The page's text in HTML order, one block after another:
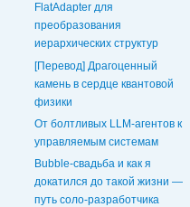
FlatAdapter для
преобразования
иерархических структур
[Перевод] Драгоценный
камень в сердце квантовой
физики
От болтливых LLM-агентов к
управляемым системам
Bubble-свадьба и как я
докатился до такой жизни —
путь соло-разработчика